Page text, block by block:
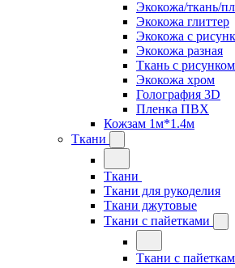
Экокожа/ткань/
Экокожа глиттер
Экокожа с
Экокожа разная
Ткань с рисунком
Экокожа хром
Голография 3D
Пленка ПВХ
Кожзам 1м*1.4м
Ткани
Ткани
Ткани для рукоделия
Ткани джутовые
Ткани с пайетками
Ткани с